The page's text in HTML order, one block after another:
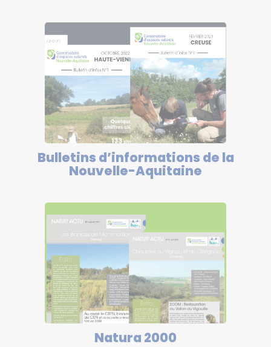
Bulletins d’informations de la
Nouvelle-Aquitaine
Natura 2000